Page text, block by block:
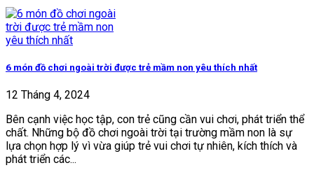
6 món đồ chơi ngoài trời được trẻ mầm non yêu thích nhất
12 Tháng 4, 2024
Bên cạnh việc học tập, con trẻ cũng cần vui chơi, phát triển thể
chất. Những bộ đồ chơi ngoài trời tại trường mầm non là sự
lựa chọn hợp lý vì vừa giúp trẻ vui chơi tự nhiên, kích thích và
phát triển các...